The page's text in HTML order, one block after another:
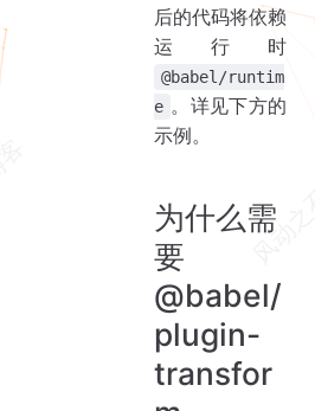
后的代码将依赖
运行时
@babel/runtim
e 。详见下方的
示例。
为什么需
要
@babel/
plugin-
transfor